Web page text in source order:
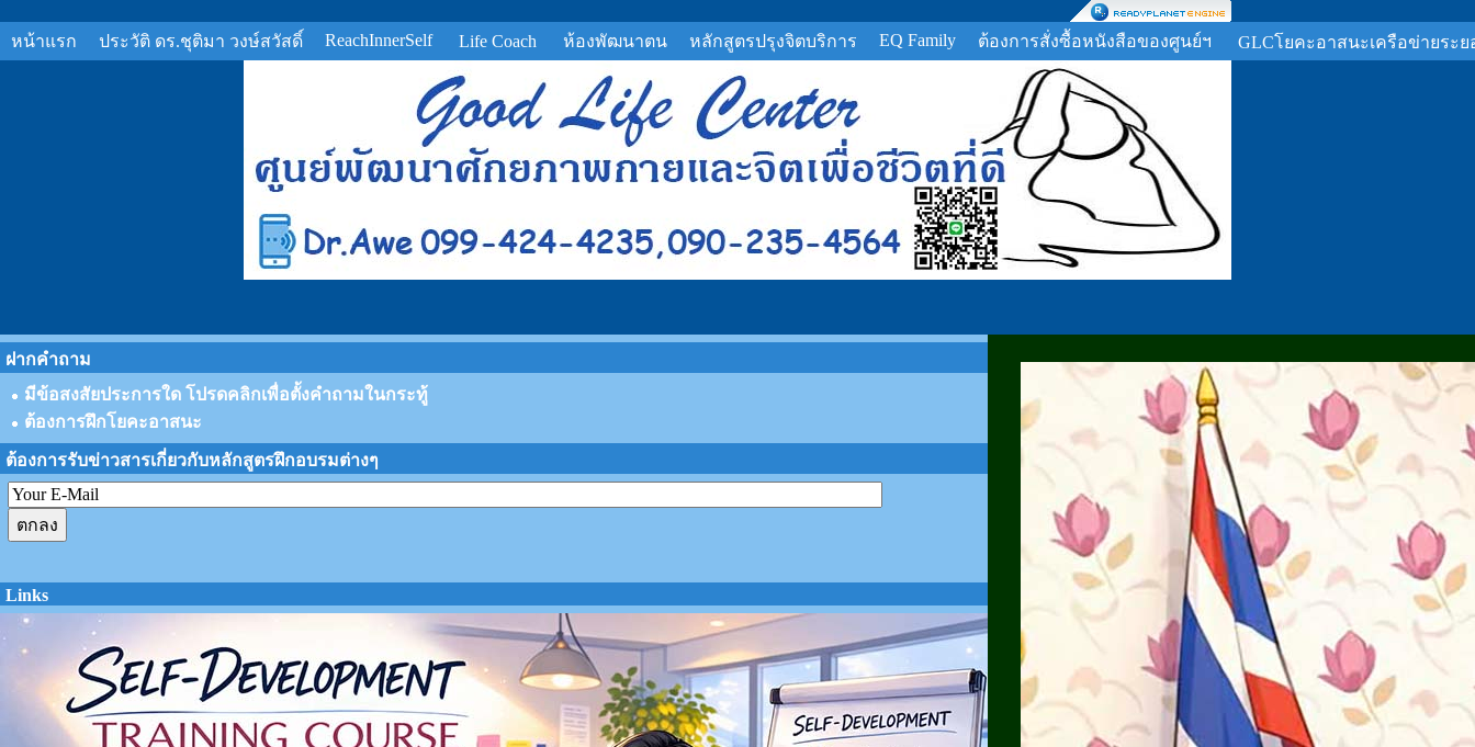
หน้าแรก ประวัติ ดร.ชุติมา วงษ์สวัสดิ์ ReachInnerSelf Life Coach ห้องพัฒนาตน หลักสูตรปรุงจิตบริการ EQ Family ต้องการสั่งซื้อหนังสือของศูนย์ฯ GLCโยคะอาสนะเครือข่ายระย
ฝากคำถาม
มีข้อสงสัยประการใด โปรดคลิกเพื่อตั้งคำถามในกระทู้
ต้องการฝึกโยคะอาสนะ
ต้องการรับข่าวสารเกี่ยวกับหลักสูตรฝึกอบรมต่างๆ
Links